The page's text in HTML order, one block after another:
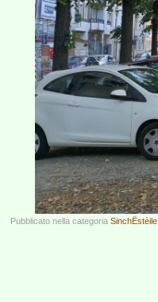
Pubblicato nella categoria SinchËstèile